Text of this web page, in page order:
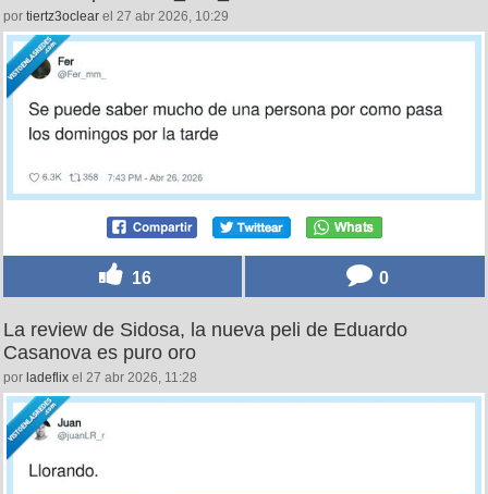
por tiertz3oclear el 27 abr 2026, 10:29
16 0
La review de Sidosa, la nueva peli de Eduardo
Casanova es puro oro
por ladeflix el 27 abr 2026, 11:28